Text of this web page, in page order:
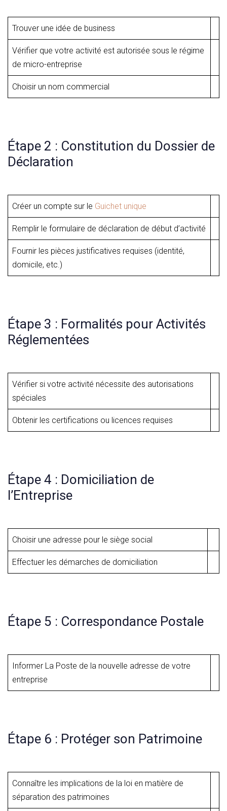
Trouver une idée de business
Vérifier que votre activité est autorisée sous le régime
de micro-entreprise
Choisir un nom commercial
Étape 2 : Constitution du Dossier de
Déclaration
Créer un compte sur le Guichet unique
Remplir le formulaire de déclaration de début d’activité
Fournir les pièces justificatives requises (identité,
domicile, etc.)
Étape 3 : Formalités pour Activités
Réglementées
Vérifier si votre activité nécessite des autorisations
spéciales
Obtenir les certifications ou licences requises
Étape 4 : Domiciliation de
l’Entreprise
Choisir une adresse pour le siège social
Effectuer les démarches de domiciliation
Étape 5 : Correspondance Postale
Informer La Poste de la nouvelle adresse de votre
entreprise
Étape 6 : Protéger son Patrimoine
Connaître les implications de la loi en matière de
séparation des patrimoines